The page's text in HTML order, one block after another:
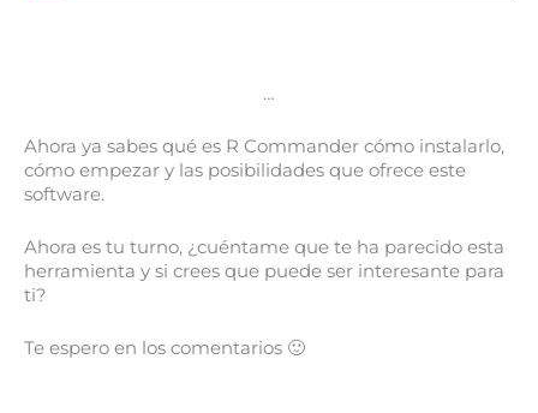
…
Ahora ya sabes qué es R Commander cómo instalarlo,
cómo empezar y las posibilidades que ofrece este
software.
Ahora es tu turno, ¿cuéntame que te ha parecido esta
herramienta y si crees que puede ser interesante para
ti?
Te espero en los comentarios 🙂